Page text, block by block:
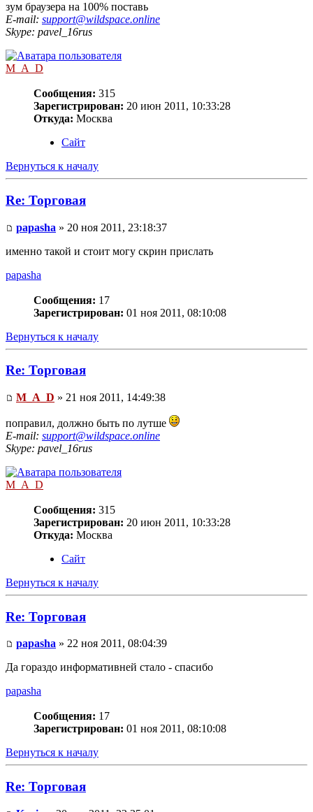
зум браузера на 100% поставь
E-mail: support@wildspace.online
Skype: pavel_16rus
M_A_D
Сообщения: 315
Зарегистрирован: 20 июн 2011, 10:33:28
Откуда: Москва
Сайт
Вернуться к началу
Re: Торговая
papasha » 20 ноя 2011, 23:18:37
именно такой и стоит могу скрин прислать
papasha
Сообщения: 17
Зарегистрирован: 01 ноя 2011, 08:10:08
Вернуться к началу
Re: Торговая
M_A_D » 21 ноя 2011, 14:49:38
поправил, должно быть по лутше
E-mail: support@wildspace.online
Skype: pavel_16rus
M_A_D
Сообщения: 315
Зарегистрирован: 20 июн 2011, 10:33:28
Откуда: Москва
Сайт
Вернуться к началу
Re: Торговая
papasha » 22 ноя 2011, 08:04:39
Да гораздо информативней стало - спасибо
papasha
Сообщения: 17
Зарегистрирован: 01 ноя 2011, 08:10:08
Вернуться к началу
Re: Торговая